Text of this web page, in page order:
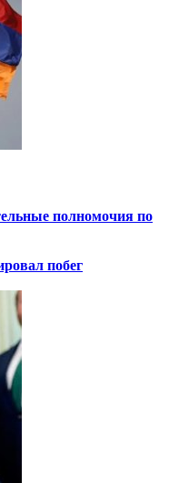
полномочия по
побег